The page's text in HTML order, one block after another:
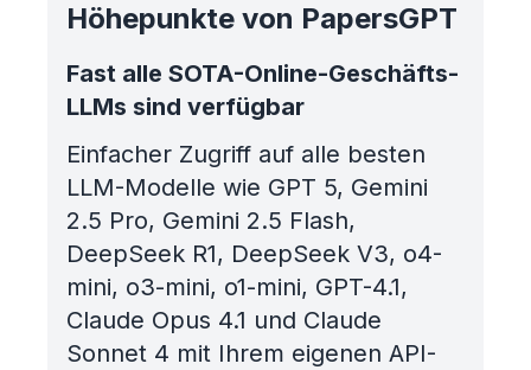
Höhepunkte von PapersGPT
Fast alle SOTA-Online-Geschäfts-
LLMs sind verfügbar
Einfacher Zugriff auf alle besten
LLM-Modelle wie GPT 5, Gemini
2.5 Pro, Gemini 2.5 Flash,
DeepSeek R1, DeepSeek V3, o4-
mini, o3-mini, o1-mini, GPT-4.1,
Claude Opus 4.1 und Claude
Sonnet 4 mit Ihrem eigenen API-